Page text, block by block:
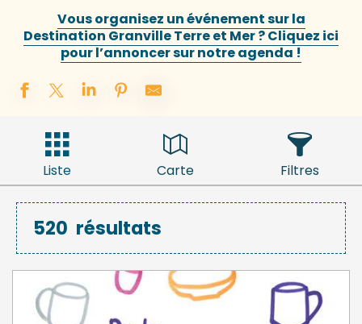
Vous organisez un événement sur la
Destination Granville Terre et Mer ? Cliquez ici
pour l’annoncer sur notre agenda !
Liste Carte Filtres
520 résultats